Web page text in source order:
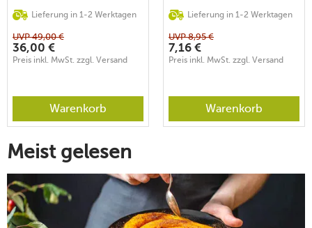
Lieferung in 1-2 Werktagen
UVP49,00 €
36,00 €
Preis inkl. MwSt. zzgl. Versand
Warenkorb
Lieferung in 1-2 Werktagen
UVP8,95 €
7,16 €
Preis inkl. MwSt. zzgl. Versand
Warenkorb
Meist gelesen